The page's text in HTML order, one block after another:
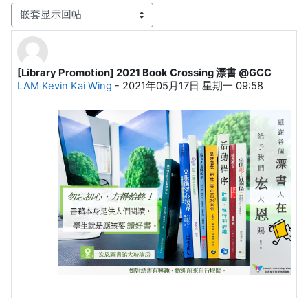
显示模式
[Library Promotion] 2021 Book Crossing 漂書 @GCC
LAM Kevin Kai Wing - 2021年05月17日 星期一 09:58
回帖数：0